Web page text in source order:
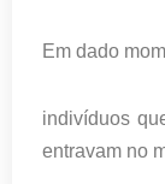
Em dado
indivíduos
entravam no